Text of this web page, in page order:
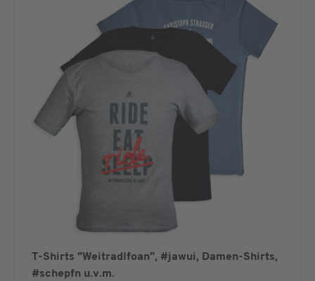
T-Shirts "Weitradlfoan", #jawui, Damen-Shirts,
#schepfn u.v.m.